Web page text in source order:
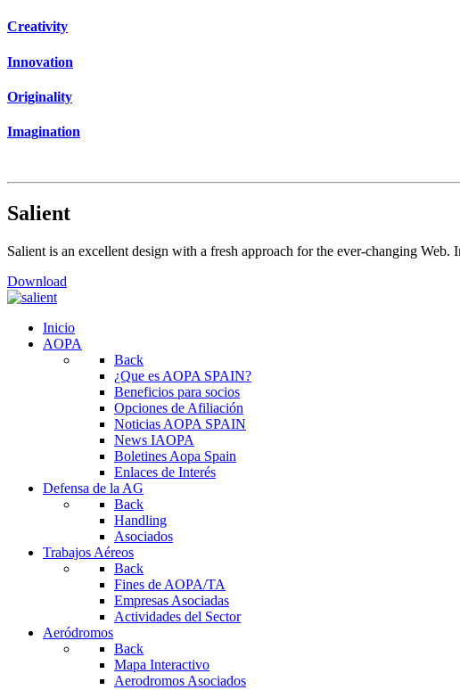
Creativity
Innovation
Originality
Imagination
Salient
Salient is an excellent design with a fresh approach for the ever-changing
Download
Inicio
AOPA
Back
¿Que es AOPA SPAIN?
Beneficios para socios
Opciones de Afiliación
Noticias AOPA SPAIN
News IAOPA
Boletines Aopa Spain
Enlaces de Interés
Defensa de la AG
Back
Handling
Asociados
Trabajos Aéreos
Back
Fines de AOPA/TA
Empresas Asociadas
Actividades del Sector
Aeródromos
Back
Mapa Interactivo
Aerodromos Asociados